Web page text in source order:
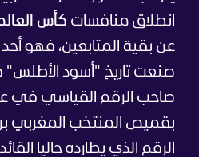
انطلاق منافسات كأس العالم
عن بقية المتابعين، فهو أحد
صنعت تاريخ "أسود الأطلس"
صاحب الرقم القياسي في عدد
الرقم الذي يطارده حاليا